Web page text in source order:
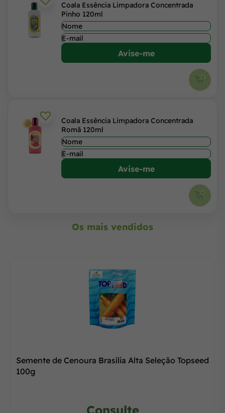
Coala Essência Limpadora Concentrada
Pinho 120ml
Avise-me
Coala Essência Limpadora Concentrada
Romã 120ml
Avise-me
Os mais vendidos
Semente de Cenoura Brasília Alta Seleção Topseed
100g
Consulte